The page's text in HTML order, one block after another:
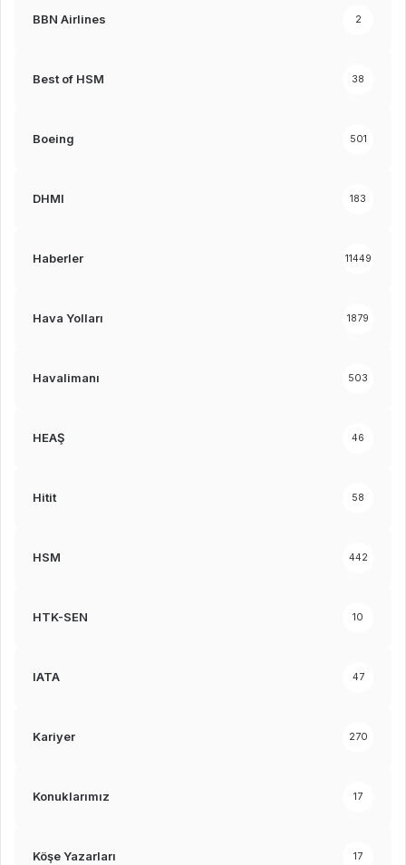
BBN Airlines 2
Best of HSM 38
Boeing 501
DHMI 183
Haberler 11449
Hava Yolları 1879
Havalimanı 503
HEAŞ 46
Hitit 58
HSM 442
HTK-SEN 10
IATA 47
Kariyer 270
Konuklarımız 17
Köşe Yazarları 17